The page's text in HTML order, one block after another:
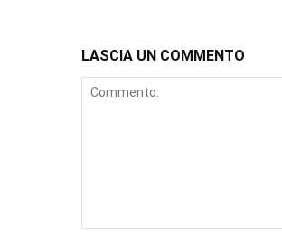
LASCIA UN COMMENTO